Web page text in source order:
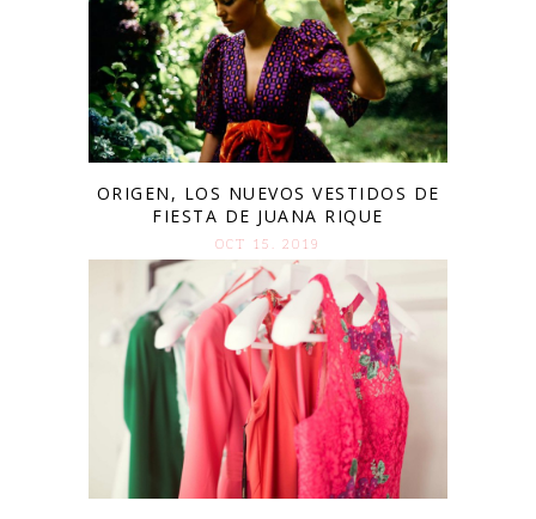
ORIGEN, LOS NUEVOS VESTIDOS DE
FIESTA DE JUANA RIQUE
OCT 15. 2019